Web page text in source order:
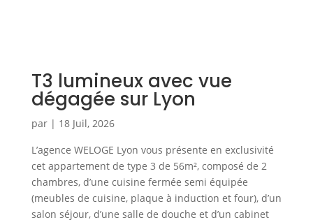
T3 lumineux avec vue
dégagée sur Lyon
par | 18 Juil, 2026
L’agence WELOGE Lyon vous présente en exclusivité
cet appartement de type 3 de 56m², composé de 2
chambres, d’une cuisine fermée semi équipée
(meubles de cuisine, plaque à induction et four), d’un
salon séjour, d’une salle de douche et d’un cabinet